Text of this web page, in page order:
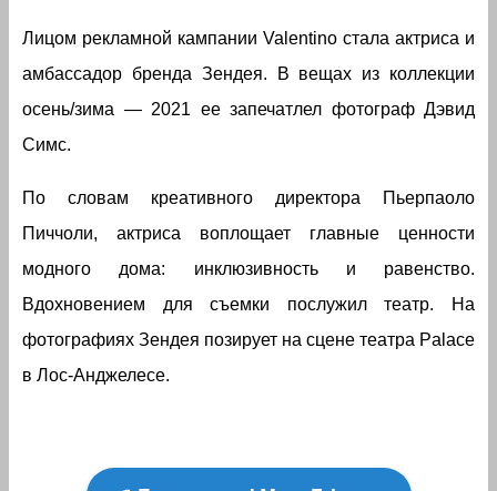
Лицом рекламной кампании Valentino стала актриса и
амбассадор бренда Зендея. В вещах из коллекции
осень/зима — 2021 ее запечатлел фотограф Дэвид
Симс.
По словам креативного директора Пьерпаоло
Пиччоли, актриса воплощает главные ценности
модного дома: инклюзивность и равенство.
Вдохновением для съемки послужил театр. На
фотографиях Зендея позирует на сцене театра Palace
в Лос-Анджелесе.